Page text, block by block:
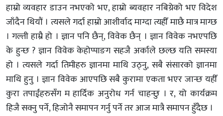
हाम्रो व्यवहार डाउन नभएको भए, हाम्रो ब्यवहार नबिग्रेको भए विदेश
जाँदैन थियौं । त्यसले गर्दा हाम्रो आशीर्वाद माग्दा त्यहीँ माछै मात्र माग्छ
। गल्ती हाम्रै हो । ज्ञान पनि छैन्, विवेक छैन् । ज्ञान विवेक नभएपछि
के हुन्छ ? ज्ञान विवेक केहोप्पाङग सहजै अर्काले छल्छ यति समस्या
हो । त्यसले गर्दा तिमीहरु ज्ञानमा माथि उठ्नु, सबै संसारको ज्ञानमा
माथि हुनु । ज्ञान विवेक आएपछि सबै कुरामा एकता भएर जान्छ यहीँ
कुरा तपाईंहरुसँग म हार्दिक अनुरोध गर्न चाहन्छु । र, यो कार्यक्रम
हिजै सक्नु पर्ने, हिजोनै समापन गर्नु पर्ने तर आज मात्रै समापन हुँदैछ ।